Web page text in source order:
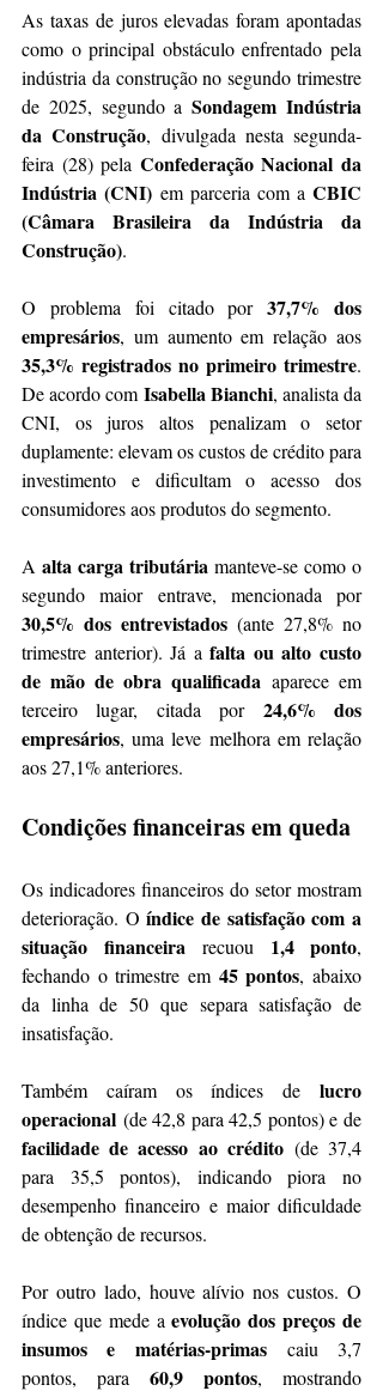
As taxas de juros elevadas foram apontadas
como o principal obstáculo enfrentado pela
indústria da construção no segundo trimestre
de 2025, segundo a Sondagem Indústria
da Construção, divulgada nesta segunda-
feira (28) pela Confederação Nacional da
Indústria (CNI) em parceria com a CBIC
(Câmara Brasileira da Indústria da
Construção).
O problema foi citado por 37,7% dos
empresários
35,3% registrados no primeiro trimestre.
De acordo com Isabella Bianchi, analista da
CNI, os juros altos penalizam o setor
duplamente: elevam os custos de crédito para
investimento e dificultam o acesso dos
consumidores aos produtos do segmento.
A alta carga tributária manteve-se como o
segundo maior entrave, mencionada por
30,5% dos entrevistados (ante 27,8% no
trimestre anterior). Já a falta ou alto custo
de mão de obra qualificada aparece em
terceiro lugar, citada por 24,6% dos
empresários, uma leve melhora em relação
aos 27,1% anteriores.
Condições financeiras em queda
Os indicadores financeiros do setor mostram
deterioração. O índice de satisfação com a
situação financeira recuou 1,4 ponto,
fechando o trimestre em 45 pontos, abaixo
da linha de 50 que separa satisfação de
insatisfação.
Também caíram os índices de lucro
operacional
facilidade de acesso ao crédito (de 37,4
para 35,5 pontos), indicando piora no
desempenho financeiro e maior dificuldade
de obtenção de recursos.
Por outro lado, houve alívio nos custos. O
índice que mede a evolução dos preços de
insumos e matérias-primas caiu 3,7
pontos, para 60,9 pontos, mostrando